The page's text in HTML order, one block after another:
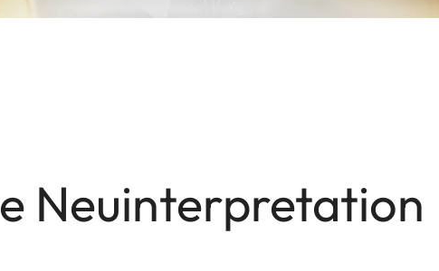
Neuinterpretation